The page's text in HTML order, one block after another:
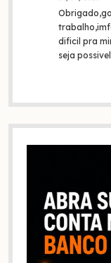
dificil pra
seja